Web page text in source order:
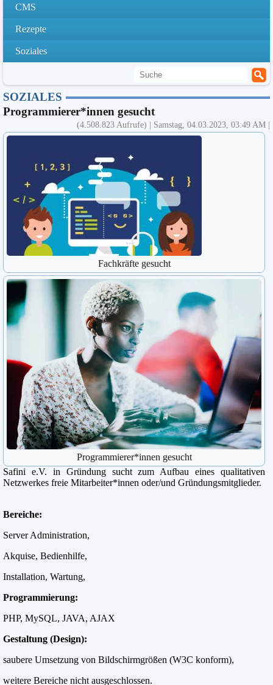
CMS
Rezepte
Soziales
SOZIALES
Programmierer*innen gesucht
(4.508.823 Aufrufe) | Samstag, 04.03.2023, 03:49 AM |
Fachkräfte gesucht
Programmierer*innen gesucht
Safini e.V. in Gründung sucht zum Aufbau eines qualitativen
Netzwerkes freie Mitarbeiter*innen oder/und Gründungsmitglieder.
Bereiche:
Server Administration,
Akquise, Bedienhilfe,
Installation, Wartung,
Programmierung:
PHP, MySQL, JAVA, AJAX
Gestaltung (Design):
saubere Umsetzung von Bildschirmgrößen (W3C konform),
weitere Bereiche nicht ausgeschlossen.